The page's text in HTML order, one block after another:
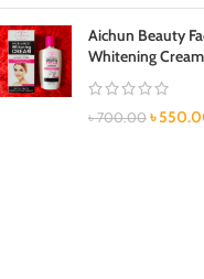
Aichun Beauty
Whitening Cream
৳700.00 ৳